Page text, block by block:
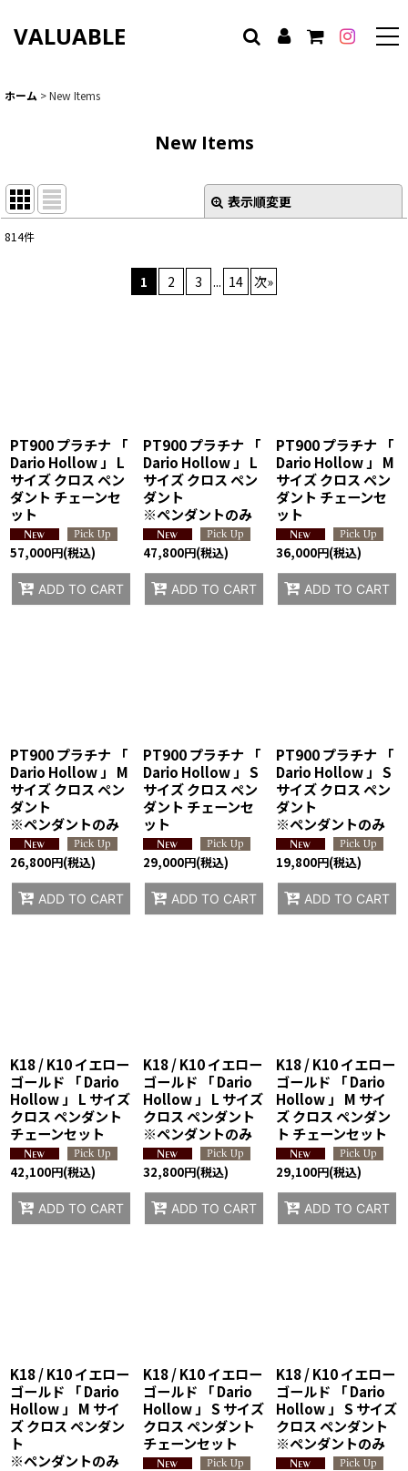
VALUABLE
ホーム >New Items
New Items
表示順変更
814件
1 2 3 ... 14 次»
PT900 プラチナ 「
Dario Hollow 」 L
サイズ クロス ペン
ダント チェーンセ
ット
57,000円(税込)
ADD TO CART
PT900 プラチナ 「
Dario Hollow 」 L
サイズ クロス ペン
ダント
※ペンダントのみ
47,800円(税込)
ADD TO CART
PT900 プラチナ 「
Dario Hollow 」 M
サイズ クロス ペン
ダント チェーンセ
ット
36,000円(税込)
ADD TO CART
PT900 プラチナ 「
Dario Hollow 」 M
サイズ クロス ペン
ダント
※ペンダントのみ
26,800円(税込)
ADD TO CART
PT900 プラチナ 「
Dario Hollow 」 S
サイズ クロス ペン
ダント チェーンセ
ット
29,000円(税込)
ADD TO CART
PT900 プラチナ 「
Dario Hollow 」 S
サイズ クロス ペン
ダント
※ペンダントのみ
19,800円(税込)
ADD TO CART
K18 / K10 イエロー
ゴールド 「 Dario
Hollow 」 L サイズ
クロス ペンダント
チェーンセット
42,100円(税込)
ADD TO CART
K18 / K10 イエロー
ゴールド 「 Dario
Hollow 」 L サイズ
クロス ペンダント
※ペンダントのみ
32,800円(税込)
ADD TO CART
K18 / K10 イエロー
ゴールド 「 Dario
Hollow 」 M サイ
ズ クロス ペンダン
ト チェーンセット
29,100円(税込)
ADD TO CART
K18 / K10 イエロー
ゴールド 「 Dario
Hollow 」 M サイ
ズ クロス ペンダン
ト
※ペンダントのみ
K18 / K10 イエロー
ゴールド 「 Dario
Hollow 」 S サイズ
クロス ペンダント
チェーンセット
K18 / K10 イエロー
ゴールド 「 Dario
Hollow 」 S サイズ
クロス ペンダント
※ペンダントのみ